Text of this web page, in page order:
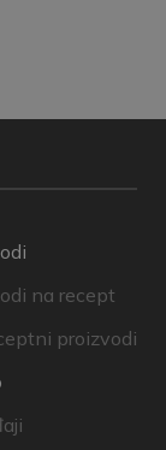
na recept
proizvodi